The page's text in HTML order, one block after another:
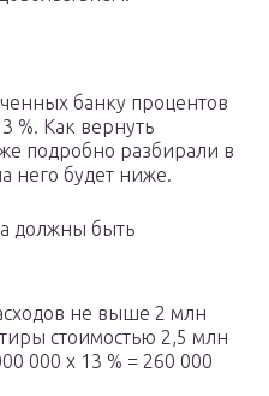
банку процентов
%. Как вернуть
подробно разбирали в
него будет ниже.
должны быть
не выше 2 млн
стоимостью 2,5 млн
000 x 13 % = 260 000